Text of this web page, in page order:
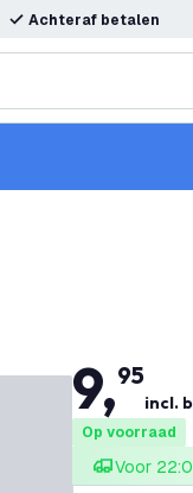
Achteraf betalen
9,95
incl.
Op voorraad
Voor